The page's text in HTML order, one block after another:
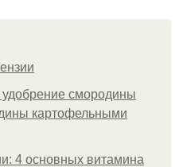
смородины
картофельными
4 основных витамина